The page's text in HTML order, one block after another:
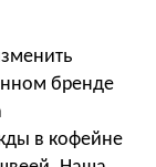
бренде
в кофейне